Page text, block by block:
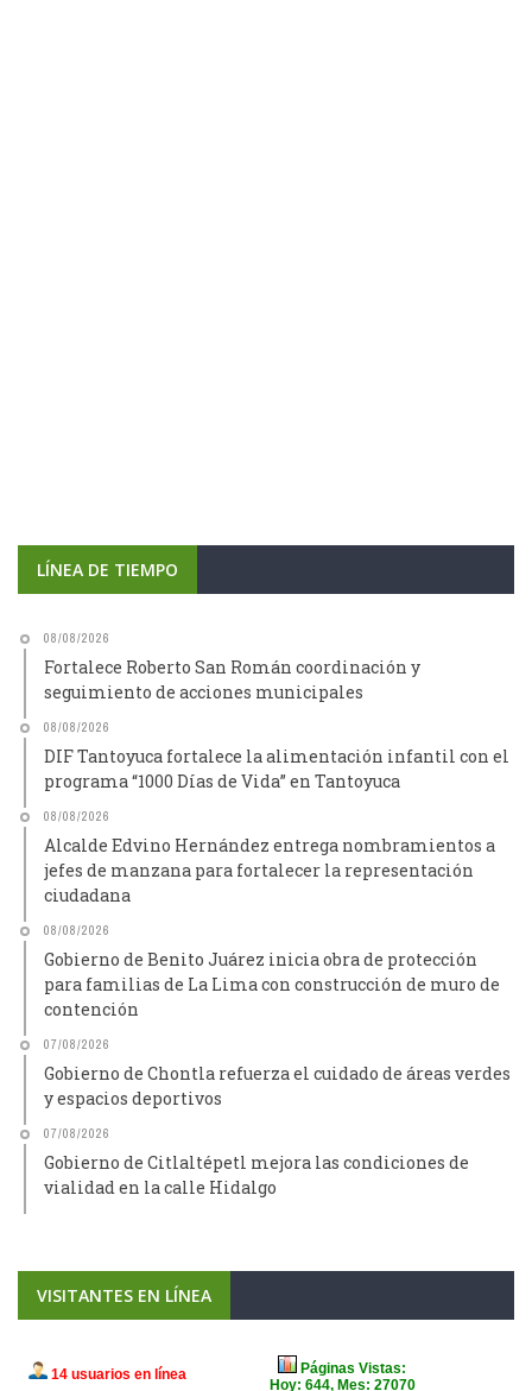
LÍNEA DE TIEMPO
08/08/2026
Fortalece Roberto San Román coordinación y
seguimiento de acciones municipales
08/08/2026
DIF Tantoyuca fortalece la alimentación infantil con el
programa “1000 Días de Vida” en Tantoyuca
08/08/2026
Alcalde Edvino Hernández entrega nombramientos a
jefes de manzana para fortalecer la representación
ciudadana
08/08/2026
Gobierno de Benito Juárez inicia obra de protección
para familias de La Lima con construcción de muro de
contención
07/08/2026
Gobierno de Chontla refuerza el cuidado de áreas verdes
y espacios deportivos
07/08/2026
Gobierno de Citlaltépetl mejora las condiciones de
vialidad en la calle Hidalgo
VISITANTES EN LÍNEA